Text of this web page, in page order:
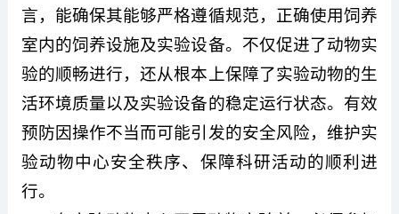
言，能确保其能够严格遵循规范，正确使用饲养
室内的饲养设施及实验设备。不仅促进了动物实
验的顺畅进行，还从根本上保障了实验动物的生
活环境质量以及实验设备的稳定运行状态。有效
预防因操作不当而可能引发的安全风险，维护实
验动物中心安全秩序、保障科研活动的顺利进
行。